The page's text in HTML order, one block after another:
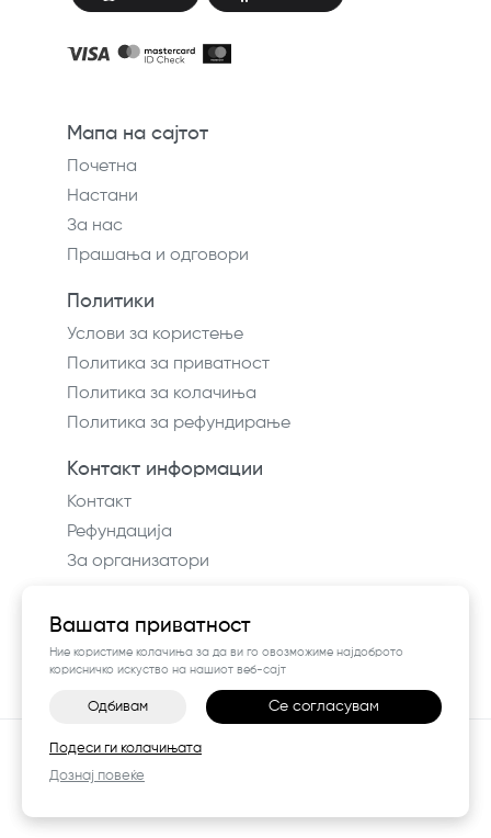
Вашата приватност
Ние користиме колачиња за да ви го овозможиме најдоброто
корисничко искуство на нашиот веб-сајт
Одбивам Се согласувам
Подеси ги колачињата
Дознај повеќе
Мапа на сајтот
Почетна
Настани
За нас
Прашања и одговори
Политики
Услови за користење
Политика за приватност
Политика за колачиња
Политика за рефундирање
Контакт информации
Контакт
Рефундација
За организатори
©2026
Поставки за колачиња